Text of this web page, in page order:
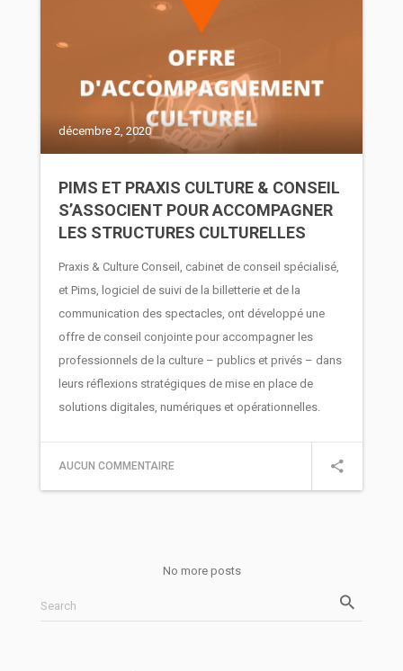
décembre 2, 2020
PIMS ET PRAXIS CULTURE & CONSEIL
S’ASSOCIENT POUR ACCOMPAGNER
LES STRUCTURES CULTURELLES
Praxis & Culture Conseil, cabinet de conseil spécialisé,
et Pims, logiciel de suivi de la billetterie et de la
communication des spectacles, ont développé une
offre de conseil conjointe pour accompagner les
professionnels de la culture – publics et privés – dans
leurs réflexions stratégiques de mise en place de
solutions digitales, numériques et opérationnelles.
AUCUN COMMENTAIRE
No more posts
Search